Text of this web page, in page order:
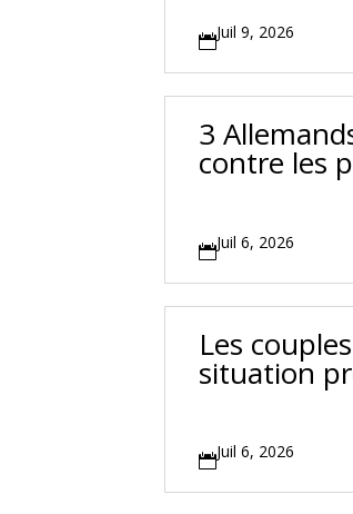
Juil 9, 2026
3
contre les
Juil 6, 2026
Les
situation
Juil 6, 2026